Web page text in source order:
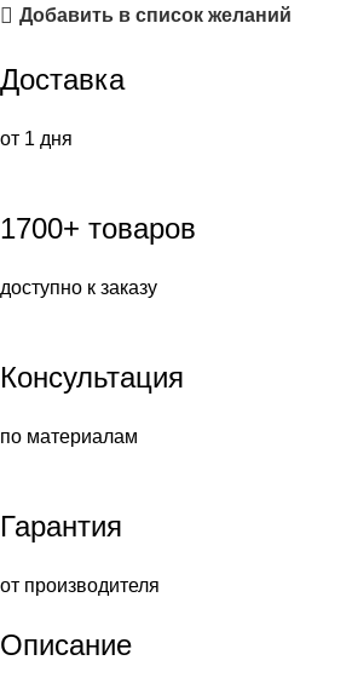
Добавить в список желаний
Доставка
от 1 дня
1700+ товаров
доступно к заказу
Консультация
по материалам
Гарантия
от производителя
Описание